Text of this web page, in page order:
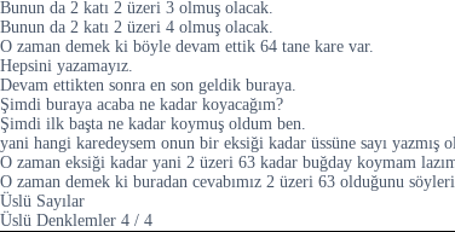
Bunun da 2 katı 2 üzeri 3 olmuş olacak.
Bunun da 2 katı 2 üzeri 4 olmuş olacak.
O zaman demek ki böyle devam ettik 64 tane kare var.
Hepsini yazamayız.
Devam ettikten sonra en son geldik buraya.
Şimdi buraya acaba ne kadar koyacağım?
Şimdi ilk başta ne kadar koymuş oldum ben.
yani hangi karedeysem onun bir eksiği kadar üssüne sayı yazmış
O zaman eksiği kadar yani 2 üzeri 63 kadar buğday koymam
O zaman demek ki buradan cevabımız 2 üzeri 63 olduğunu
Üslü Sayılar
Üslü Denklemler 4 / 4